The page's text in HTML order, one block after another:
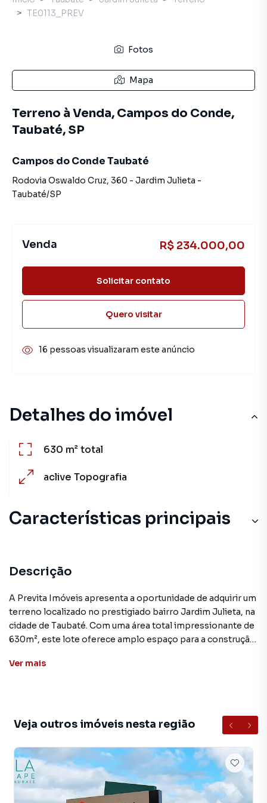
Detalhes do imóvel
630 m²total
aclive Topografia
Características principais
Descrição
A Previta Imóveis apresenta a oportunidade de adquirir um
terreno localizado no prestigiado bairro Jardim Julieta, na
cidade de Taubaté. Com uma área total impressionante de
630m², este lote oferece amplo espaço para a construção
infraestrutura completa, com fácil acesso a escolas,
hospitais, comércio e vias de transporte, proporcionando
uma qualidade de vida excepcional.
O valor de venda deste terreno é de R$ 234.000, uma
excelente oportunidade de investimento. Com essa ampla
Ver mais
Veja outros imóveis nesta região
TE0113_PREV
Fotos
Mapa
Terreno à Venda, Campos do Conde,
Taubaté, SP
Campos do Conde Taubaté
Rodovia Oswaldo Cruz, 360 - Jardim Julieta -
Taubaté/SP
Venda R$ 234.000,00
Solicitar contato
Quero visitar
16 pessoas visualizaram este anúncio